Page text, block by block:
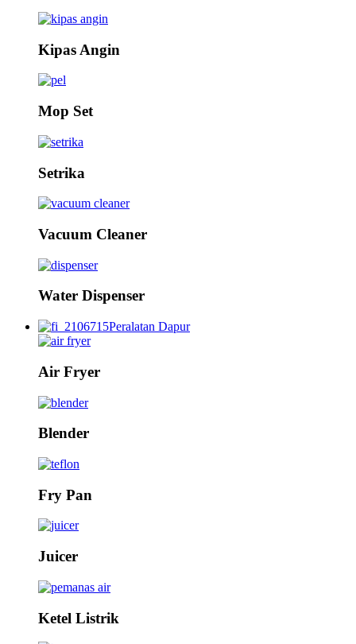
Kipas Angin
Mop Set
Setrika
Vacuum Cleaner
Water Dispenser
Peralatan Dapur
Air Fryer
Blender
Fry Pan
Juicer
Ketel Listrik